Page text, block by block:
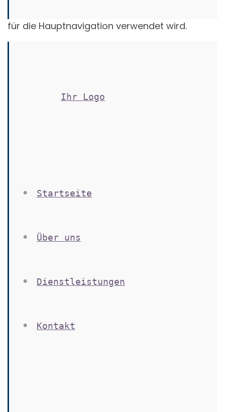
für die Hauptnavigation verwendet wird.
Ihr Logo
Startseite
Über uns
Dienstleistungen
Kontakt